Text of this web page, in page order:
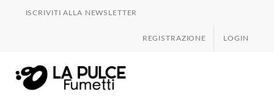
ISCRIVITI ALLA NEWSLETTER
REGISTRAZIONE LOGIN